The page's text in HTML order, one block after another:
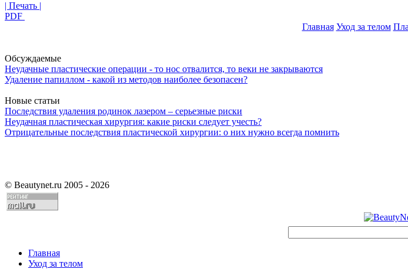
| Печать |
PDF
Главная Уход за телом
Обсуждаемые
Неудачные пластические операции - то нос отвалится, то веки не закрываются
Удаление папиллом - какой из методов наиболее безопасен?
Новые статьи
Последствия удаления родинок лазером – серьезные риски
Неудачная пластическая хирургия: какие риски следует учесть?
Отрицательные последствия пластической хирургии: о них нужно всегда помнить
© Beautynet.ru 2005 - 2026
Главная
Уход за телом